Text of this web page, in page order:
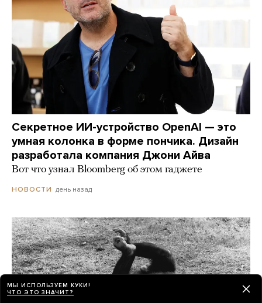
Секретное ИИ-устройство OpenAI — это
умная колонка в форме пончика. Дизайн
разработала компания Джони Айва
Вот что узнал Bloomberg об этом гаджете
НОВОСТИ день назад
МЫ ИСПОЛЬЗУЕМ КУКИ!
ЧТО ЭТО ЗНАЧИТ?